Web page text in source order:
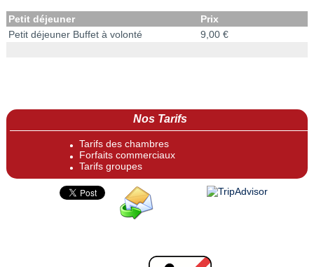
Petit déjeuner
Prix
Petit déjeuner Buffet à volonté
9,00 €
Nos Tarifs
Tarifs des chambres
Forfaits commerciaux
Tarifs groupes